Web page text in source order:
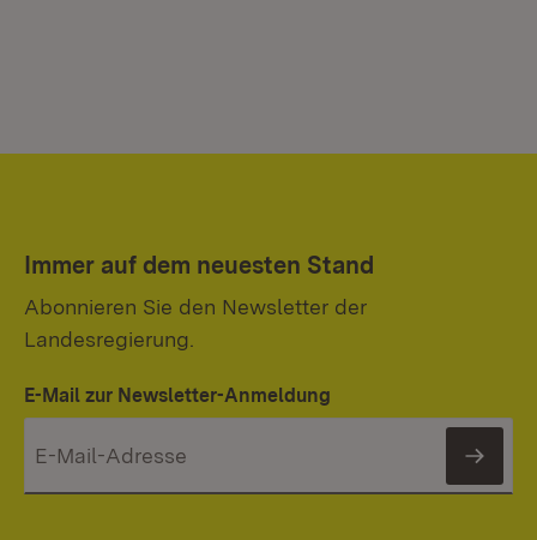
Immer auf dem neuesten Stand
Abonnieren Sie den Newsletter der
Landesregierung.
E-Mail zur Newsletter-Anmeldung